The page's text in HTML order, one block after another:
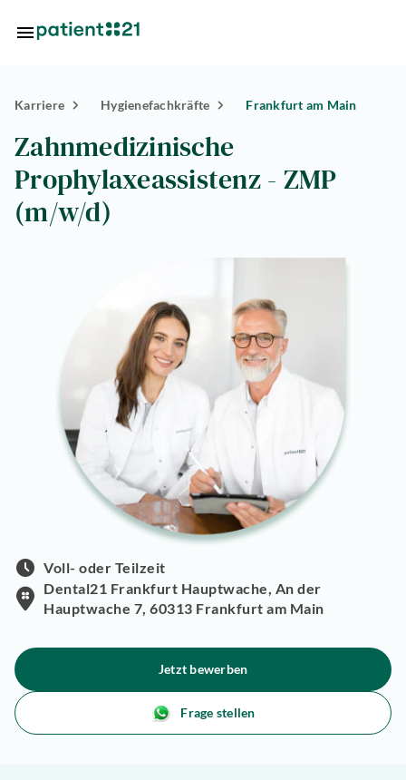
Standorte
Über
uns
Karriere Hygienefachkräfte Frankfurt am Main
Zahnmedizinische
Prophylaxeassistenz - ZMP
(m/w/d)
Voll- oder Teilzeit
Dental21 Frankfurt Hauptwache, An der
Hauptwache 7, 60313 Frankfurt am Main
Jetzt bewerben
Frage stellen